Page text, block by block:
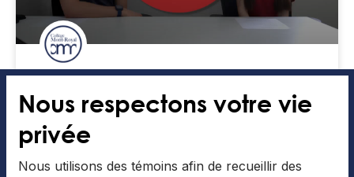
À la découverte du métier
d’enseignant de français avec M.
Desrochers
Daphnée: Bonjour, chers auditeurs! Nous avons tous
Nous respectons votre vie
privée
Nous utilisons des témoins afin de recueillir des